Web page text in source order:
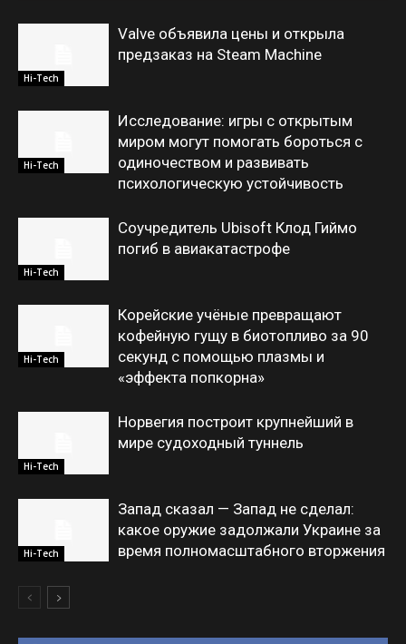
Hi-Tech
Valve объявила цены и открыла
предзаказ на Steam Machine
Hi-Tech
Исследование: игры с открытым
миром могут помогать бороться с
одиночеством и развивать
психологическую устойчивость
Hi-Tech
Соучредитель Ubisoft Клод Гиймо
погиб в авиакатастрофе
Hi-Tech
Корейские учёные превращают
кофейную гущу в биотопливо за 90
секунд с помощью плазмы и
«эффекта попкорна»
Hi-Tech
Норвегия построит крупнейший в
мире судоходный туннель
Hi-Tech
Запад сказал — Запад не сделал:
какое оружие задолжали Украине за
время полномасштабного вторжения